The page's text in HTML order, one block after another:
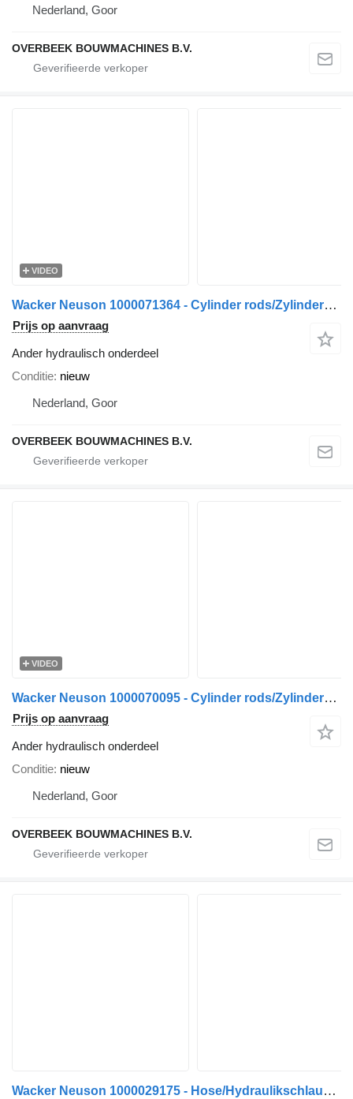
Nederland, Goor
OVERBEEK BOUWMACHINES B.V.
VIDEO
Wacker Neuson 1000071364 - Cylinder rods/Zylinderstangen
Prijs op aanvraag
Ander hydraulisch onderdeel
Conditie nieuw
Nederland, Goor
OVERBEEK BOUWMACHINES B.V.
VIDEO
Wacker Neuson 1000070095 - Cylinder rods/Zylinderstangen
Prijs op aanvraag
Ander hydraulisch onderdeel
Conditie nieuw
Nederland, Goor
OVERBEEK BOUWMACHINES B.V.
Wacker Neuson 1000029175 - Hose/Hydraulikschlauch/Slang